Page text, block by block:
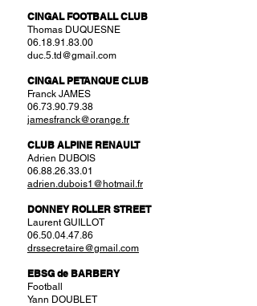
CINGAL FOOTBALL CLUB
Thomas DUQUESNE
06.18.91.83.00
duc.5.td@gmail.com
CINGAL PETANQUE CLUB
Franck JAMES
06.73.90.79.38
jamesfranck@orange.fr
CLUB ALPINE RENAULT
Adrien DUBOIS
06.88.26.33.01
adrien.dubois1@hotmail.fr
DONNEY ROLLER STREET
Laurent GUILLOT
06.50.04.47.86
drssecretaire@gmail.com
EBSG de BARBERY
Football
Yann DOUBLET